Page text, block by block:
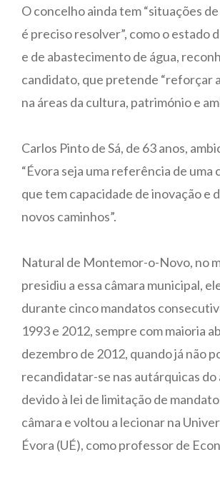
O concelho ainda tem “situações
é preciso resolver”, como o estado
e de abastecimento de água,
candidato, que pretende “reforçar
na áreas da cultura, património e
Carlos Pinto de Sá, de 63 anos,
“Évora seja uma referência de uma
que tem capacidade de inovação e
novos caminhos”.
Natural de Montemor-o-Novo, no
presidiu a essa câmara municipal,
durante cinco mandatos
1993 e 2012, sempre com maioria
dezembro de 2012, quando já não
recandidatar-se nas autárquicas do
devido à lei de limitação de
câmara e voltou a lecionar na
Évora (UÉ), como professor de